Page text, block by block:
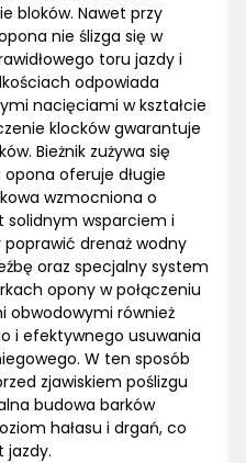
bloków. Nawet przy
nie ślizga się w
toru jazdy i
odpowiada
nacięciami w kształcie
klocków gwarantuje
Bieżnik zużywa się
oferuje długie
wzmocniona o
solidnym wsparciem i
poprawić drenaż wodny
oraz specjalny system
opony w połączeniu
obwodowymi również
i efektywnego usuwania
W ten sposób
zjawiskiem poślizgu
budowa barków
hałasu i drgań, co
jazdy.